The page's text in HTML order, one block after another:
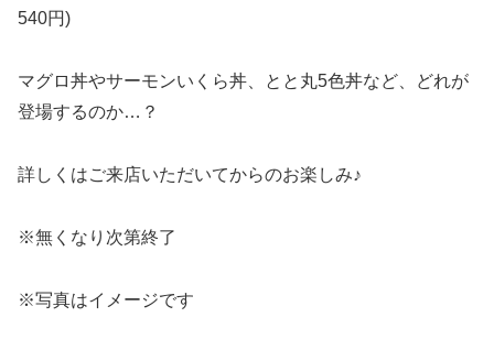
540円)
マグロ丼やサーモンいくら丼、とと丸5色丼など、どれが
登場するのか…？
詳しくはご来店いただいてからのお楽しみ♪
※無くなり次第終了
※写真はイメージです